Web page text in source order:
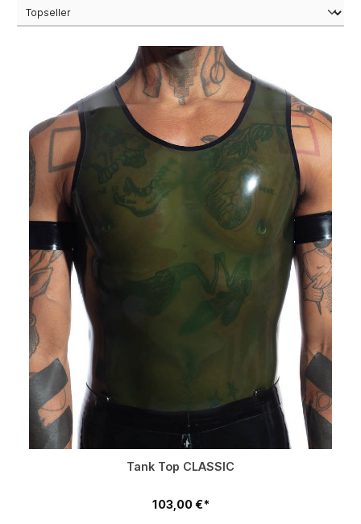
Tank Top CLASSIC
103,00 €*